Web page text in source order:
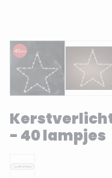
- 40 lampjes